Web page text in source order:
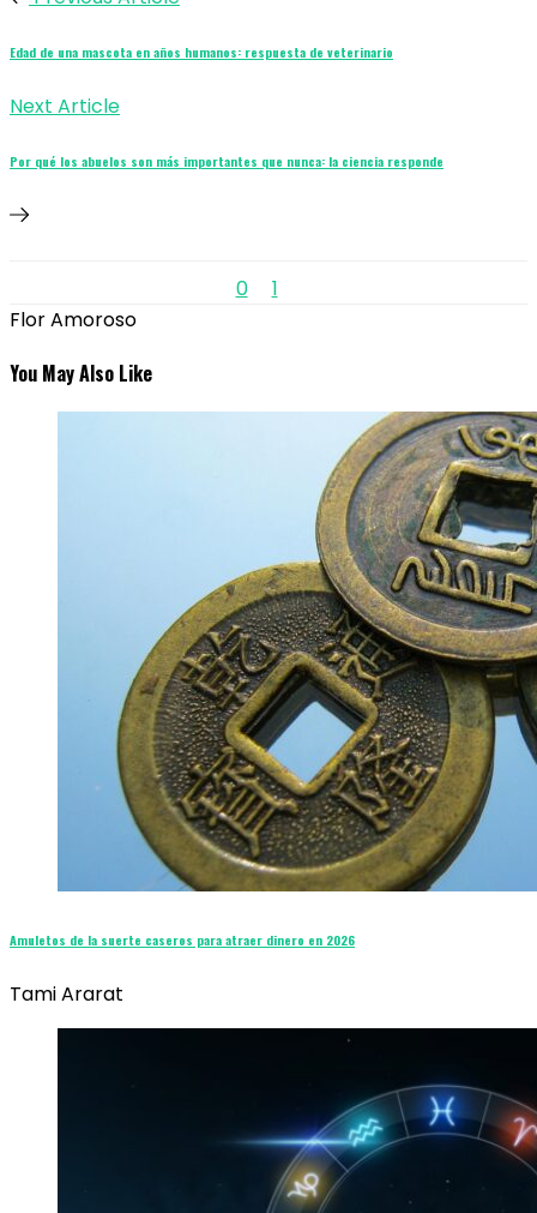
Edad de una mascota en años humanos: respuesta de veterinario
Next Article
Por qué los abuelos son más importantes que nunca: la ciencia responde
0
1
Flor Amoroso
You May Also Like
Amuletos de la suerte caseros para atraer dinero en 2026
Tami Ararat